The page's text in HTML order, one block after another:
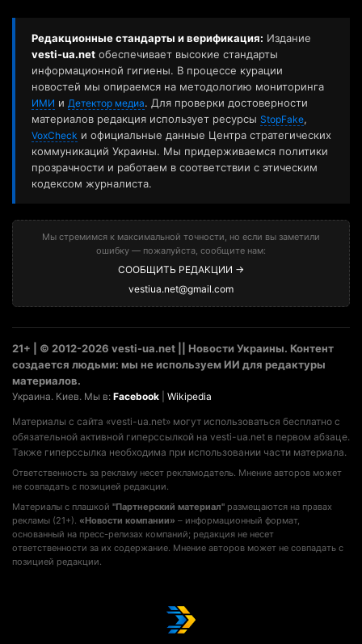
Редакционные стандарты и верификация: Издание
vesti-ua.net обеспечивает высокие стандарты
информационной гигиены. В процессе курации
новостей мы опираемся на методологию мониторинга
ИМИ и Детектор медиа. Для проверки достоверности
материалов редакция использует ресурсы StopFake,
VoxCheck и официальные данные Центра стратегических
коммуникаций Украины. Мы придерживаемся политики
прозрачности и работаем в соответствии с этическим
кодексом журналиста.
Мы стремимся к максимальной точности, но если вы заметили
ошибку — пожалуйста, сообщите нам:
СООБЩИТЬ РЕДАКЦИИ →
vestiua.net@gmail.com
21+ | © 2012-2026 vesti-ua.net || Новости Украины. Контент
создается людьми: мы не используем ИИ для редактуры
материалов.
Украина. Киев. Мы в: Facebook Wikipedia
Материалы с сайта «vesti-ua.net» могут использоваться бесплатно с
обязательной активной гиперссылкой на vesti-ua.net в первом абзаце.
Также гиперссылка необходима при использовании части материала.
Ответственность за рекламу несет рекламодатель. Мнение авторов может
не совпадать с позицией редакции.
Материалы с плашкой "Партнерский материал" размещаются на правах
рекламы (21+). «Новости компании» – информационный формат,
основанный на пресс-релизах компаний; редакция не несет
ответственности за их содержание. Мнение авторов может не совпадать с
позицией редакции.